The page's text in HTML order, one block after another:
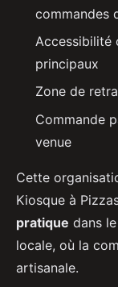
commandes
Accessibilité
principaux
Zone de
Commande
venue
Cette
Kiosque à
pratique dans
locale, où la
artisanale.